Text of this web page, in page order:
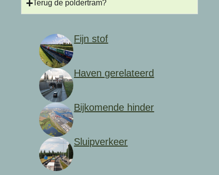
Terug de poldertram?
Fijn stof
Haven gerelateerd
Bijkomende hinder
Sluipverkeer